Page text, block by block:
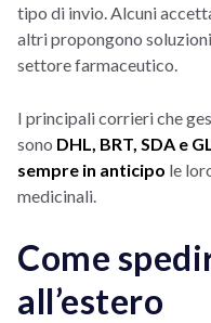
tipo di invio. Alcuni
altri propongono
settore farmaceutico.
I principali corrieri che
sono DHL, BRT, SDA e
sempre in anticipo le
medicinali.
Come
all’estero